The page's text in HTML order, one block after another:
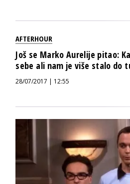
AFTERHOUR
Još se Marko Aurelije pitao:
sebe ali nam je više stalo do
28/07/2017 | 12:55